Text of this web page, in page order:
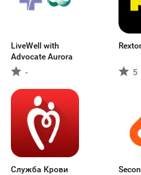
LiveWell with
Advocate Aurora
-
5
Служба Крови